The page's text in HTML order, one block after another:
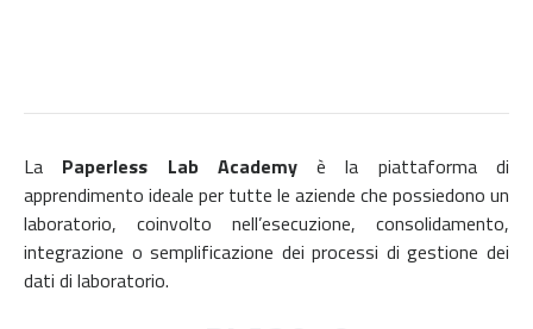
La Paperless Lab Academyè la piattaforma di
apprendimento ideale per tutte le aziende che possiedono un
laboratorio, coinvolto nell’esecuzione, consolidamento,
integrazione o semplificazione dei processi di gestione dei
dati di laboratorio.